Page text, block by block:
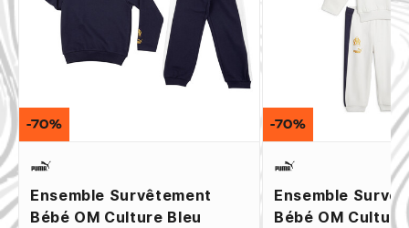
Ensemble Survêtement
Bébé OM Culture Bleu
-70%
Ensemble
Bébé OM
-70%